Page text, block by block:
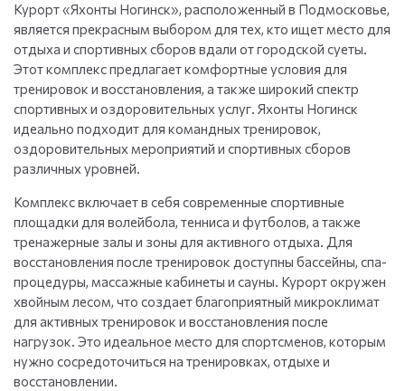
Курорт «Яхонты Ногинск», расположенный в Подмосковье,
является прекрасным выбором для тех, кто ищет место для
отдыха и спортивных сборов вдали от городской суеты.
Этот комплекс предлагает комфортные условия для
тренировок и восстановления, а также широкий спектр
спортивных и оздоровительных услуг. Яхонты Ногинск
идеально подходит для командных тренировок,
оздоровительных мероприятий и спортивных сборов
различных уровней.
Комплекс включает в себя современные спортивные
площадки для волейбола, тенниса и футболов, а также
тренажерные залы и зоны для активного отдыха. Для
восстановления после тренировок доступны бассейны, спа-
процедуры, массажные кабинеты и сауны. Курорт окружен
хвойным лесом, что создает благоприятный микроклимат
для активных тренировок и восстановления после
нагрузок. Это идеальное место для спортсменов, которым
нужно сосредоточиться на тренировках, отдыхе и
восстановлении.